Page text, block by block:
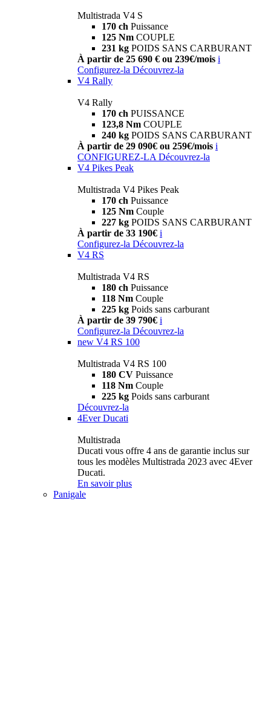
Multistrada V4 S
170 ch Puissance
125 Nm COUPLE
231 kg POIDS SANS CARBURANT
À partir de 25 690 € ou 239€/mois i
Configurez-la Découvrez-la
V4 Rally
V4 Rally
170 ch PUISSANCE
123,8 Nm COUPLE
240 kg POIDS SANS CARBURANT
À partir de 29 090€ ou 259€/mois i
CONFIGUREZ-LA Découvrez-la
V4 Pikes Peak
Multistrada V4 Pikes Peak
170 ch Puissance
125 Nm Couple
227 kg POIDS SANS CARBURANT
À partir de 33 190€ i
Configurez-la Découvrez-la
V4 RS
Multistrada V4 RS
180 ch Puissance
118 Nm Couple
225 kg Poids sans carburant
À partir de 39 790€ i
Configurez-la Découvrez-la
new V4 RS 100
Multistrada V4 RS 100
180 CV Puissance
118 Nm Couple
225 kg Poids sans carburant
Découvrez-la
4Ever Ducati
Multistrada
Ducati vous offre 4 ans de garantie inclus sur
tous les modèles Multistrada 2023 avec 4Ever
Ducati.
En savoir plus
Panigale